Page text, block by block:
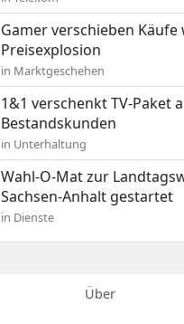
Gamer verschieben Käufe
Preisexplosion
in Marktgeschehen
1&1 verschenkt TV-Paket
Bestandskunden
in Unterhaltung
Wahl-O-Mat zur
Sachsen-Anhalt gestartet
in Dienste
Über